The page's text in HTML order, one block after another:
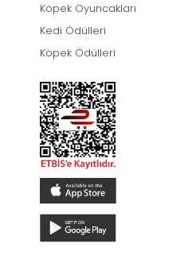
Köpek Oyuncakları
Kedi Ödülleri
Köpek Ödülleri